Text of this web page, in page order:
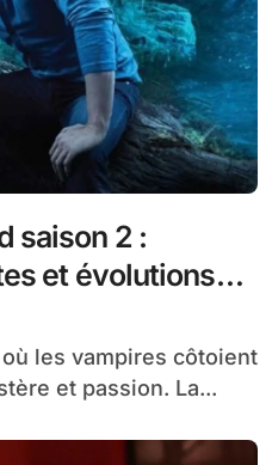
saison 2 :
et évolutions
et passion. La...